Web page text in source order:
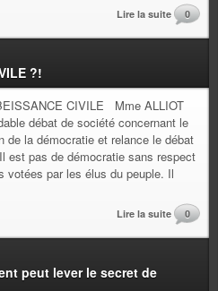
Lire la suite 0
?!
CIVILE Mme ALLIOT
débat de société concernant le
de la démocratie et relance le débat
pas de démocratie sans respect
votées par les élus du peuple. Il
Lire la suite 0
peut lever le secret de